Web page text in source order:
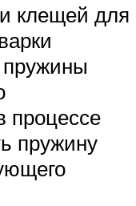
клещей для
процессе
пружину